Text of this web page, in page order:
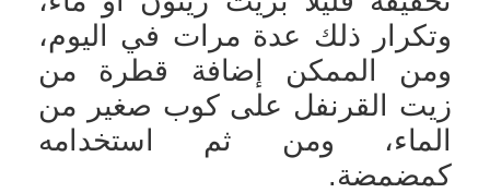
وتكرار ذلك عدة مرات في اليوم،
ومن الممكن إضافة قطرة من
زيت القرنفل على كوب صغير من
الماء، ومن ثم استخدامه
كمضمضة.